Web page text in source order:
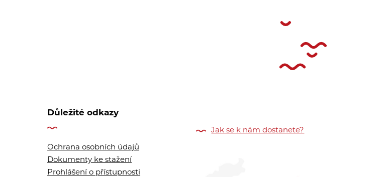
Důležité odkazy
Ochrana osobních údajů
Dokumenty ke stažení
Prohlášení o přístupnosti
Jak se k nám dostanete?